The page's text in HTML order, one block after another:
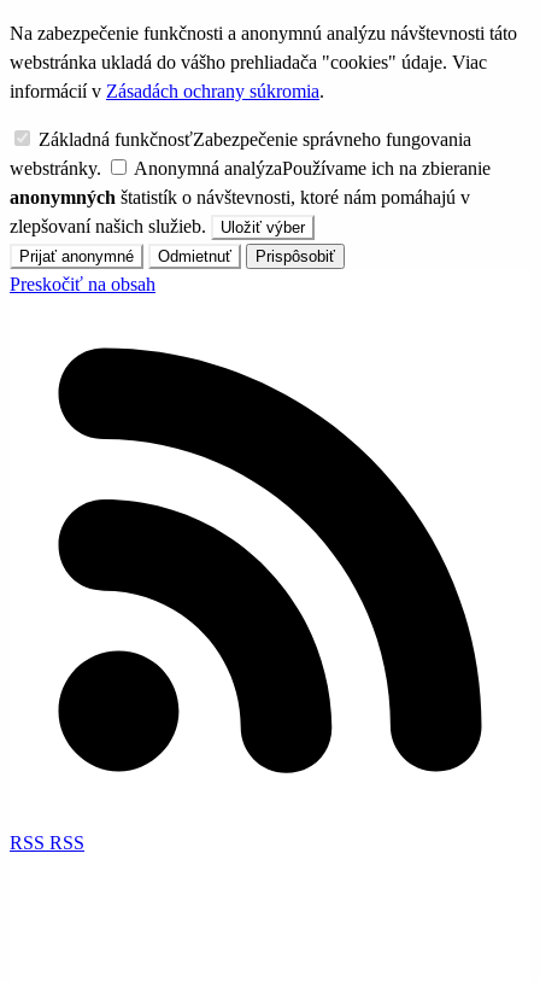
Na zabezpečenie funkčnosti a anonymnú analýzu návštevnosti táto
webstránka ukladá do vášho prehliadača "cookies" údaje. Viac
informácií v Zásadách ochrany súkromia.
Základná funkčnosťZabezpečenie správneho fungovania
webstránky.
Anonymná analýzaPoužívame ich na zbieranie
anonymných štatistík o návštevnosti, ktoré nám pomáhajú v
zlepšovaní našich služieb.
Uložiť výber
Prijať anonymné
Odmietnuť Prispôsobiť
Preskočiť na obsah
RSS RSS